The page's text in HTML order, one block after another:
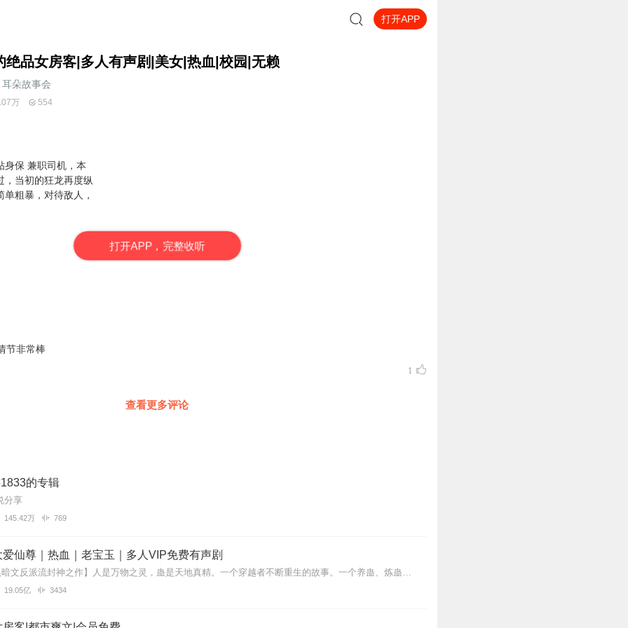
打开APP
绝品女房客|多人有声剧|美女|热血|校园|无赖
耳朵故事会
万 554
身保 兼职司机，本
，当初的狂龙再度纵
粗暴，对待敌人，
打开APP，完整收听
节非常棒
1
查看更多评论
的专辑
分享
145.42万 769
仙尊｜热血｜老宝玉｜多人VIP免费有声剧
内容简介【黑暗文反派流封神之作】人是万物之灵，蛊是天地真精。一个穿越者不断重生的故事。一个养蛊、炼蛊、用蛊的奇特世界。配音组（男角色）老宝玉旁白...
19.05亿 3434